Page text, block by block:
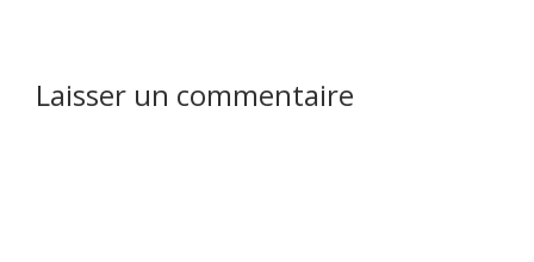
Laisser un commentaire